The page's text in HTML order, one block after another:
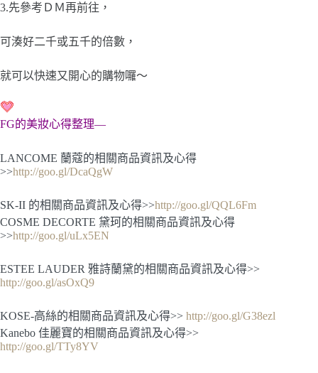
3.先參考ＤＭ再前往，
可湊好二千或五千的倍數，
就可以快速又開心的購物囉～
FG的美妝心得整理—
LANCOME 蘭蔻的相關商品資訊及心得
>>http://goo.gl/DcaQgW
SK-II 的相關商品資訊及心得>>http://goo.gl/QQL6Fm
COSME DECORTE 黛珂的相關商品資訊及心得
>>http://goo.gl/uLx5EN
ESTEE LAUDER 雅詩蘭黛的相關商品資訊及心得>>
http://goo.gl/asOxQ9
KOSE-高絲的相關商品資訊及心得>> http://goo.gl/G38ezl
Kanebo 佳麗寶的相關商品資訊及心得>>
http://goo.gl/TTy8YV